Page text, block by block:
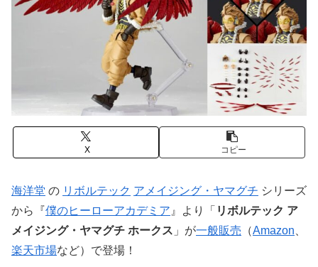
X コピー
海洋堂 の リボルテック アメイジング・ヤマグチ シリーズ
から『僕のヒーローアカデミア 』より「 リボルテック ア
メイジング・ヤマグチ ホークス 」が一般販売 （Amazon
楽天市場など）で登場！